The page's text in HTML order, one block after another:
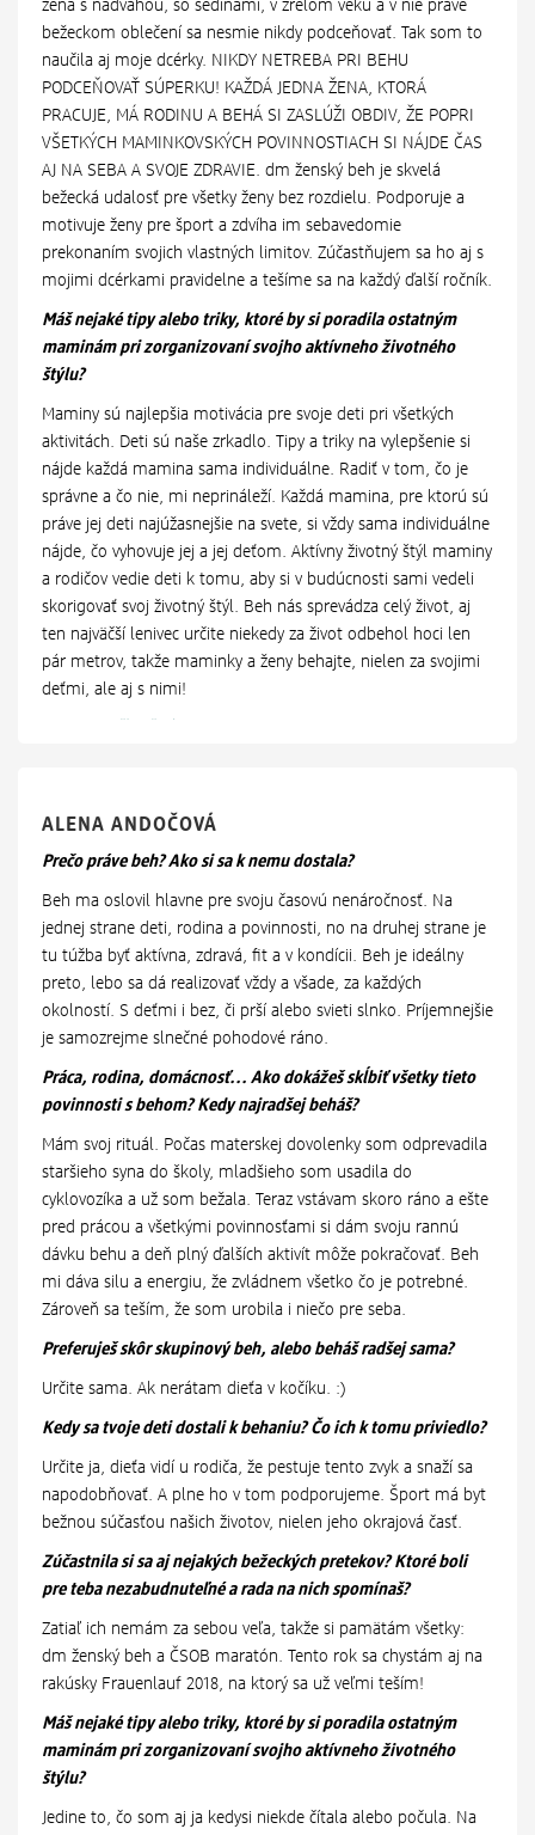
žena s nadváhou, so šedinami, v zrelom veku a v nie práve
bežeckom oblečení sa nesmie nikdy podceňovať. Tak som to
naučila aj moje dcérky. NIKDY NETREBA PRI BEHU
PODCEŇOVAŤ SÚPERKU! KAŽDÁ JEDNA ŽENA, KTORÁ
PRACUJE, MÁ RODINU A BEHÁ SI ZASLÚŽI OBDIV, ŽE POPRI
VŠETKÝCH MAMINKOVSKÝCH POVINNOSTIACH SI NÁJDE ČAS
AJ NA SEBA A SVOJE ZDRAVIE. dm ženský beh je skvelá
bežecká udalosť pre všetky ženy bez rozdielu. Podporuje a
motivuje ženy pre šport a zdvíha im sebavedomie
prekonaním svojich vlastných limitov. Zúčastňujem sa ho aj s
mojimi dcérkami pravidelne a tešíme sa na každý ďalší ročník.
Máš nejaké tipy alebo triky, ktoré by si poradila ostatným
maminám pri zorganizovaní svojho aktívneho životného
štýlu?
Maminy sú najlepšia motivácia pre svoje deti pri všetkých
aktivitách. Deti sú naše zrkadlo. Tipy a triky na vylepšenie si
nájde každá mamina sama individuálne. Radiť v tom, čo je
správne a čo nie, mi neprináleží. Každá mamina, pre ktorú sú
práve jej deti najúžasnejšie na svete, si vždy sama individuálne
nájde, čo vyhovuje jej a jej deťom. Aktívny životný štýl maminy
a rodičov vedie deti k tomu, aby si v budúcnosti sami vedeli
skorigovať svoj životný štýl. Beh nás sprevádza celý život, aj
ten najväčší lenivec určite niekedy za život odbehol hoci len
pár metrov, takže maminky a ženy behajte, nielen za svojimi
deťmi, ale aj s nimi!
ALENA ANDOČOVÁ
Prečo práve beh? Ako si sa k nemu dostala?
Beh ma oslovil hlavne pre svoju časovú nenáročnosť. Na
jednej strane deti, rodina a povinnosti, no na druhej strane je
tu túžba byť aktívna, zdravá, fit a v kondícii. Beh je ideálny
preto, lebo sa dá realizovať vždy a všade, za každých
okolností. S deťmi i bez, či prší alebo svieti slnko. Príjemnejšie
je samozrejme slnečné pohodové ráno.
Práca, rodina, domácnosť... Ako dokážeš skĺbiť všetky tieto
povinnosti s behom? Kedy najradšej beháš?
Mám svoj rituál. Počas materskej dovolenky som odprevadila
staršieho syna do školy, mladšieho som usadila do
cyklovozíka a už som bežala. Teraz vstávam skoro ráno a ešte
pred prácou a všetkými povinnosťami si dám svoju rannú
dávku behu a deň plný ďalších aktivít môže pokračovať. Beh
mi dáva silu a energiu, že zvládnem všetko čo je potrebné.
Zároveň sa teším, že som urobila i niečo pre seba.
Preferuješ skôr skupinový beh, alebo beháš radšej sama?
Určite sama. Ak nerátam dieťa v kočíku. :)
Kedy sa tvoje deti dostali k behaniu? Čo ich k tomu priviedlo?
Určite ja, dieťa vidí u rodiča, že pestuje tento zvyk a snaží sa
napodobňovať. A plne ho v tom podporujeme. Šport má byt
bežnou súčasťou našich životov, nielen jeho okrajová časť.
Zúčastnila si sa aj nejakých bežeckých pretekov? Ktoré boli
pre teba nezabudnuteľné a rada na nich spomínaš?
Zatiaľ ich nemám za sebou veľa, takže si pamätám všetky:
dm ženský beh a ČSOB maratón. Tento rok sa chystám aj na
rakúsky Frauenlauf 2018, na ktorý sa už veľmi teším!
Máš nejaké tipy alebo triky, ktoré by si poradila ostatným
maminám pri zorganizovaní svojho aktívneho životného
štýlu?
Jedine to, čo som aj ja kedysi niekde čítala alebo počula. Na